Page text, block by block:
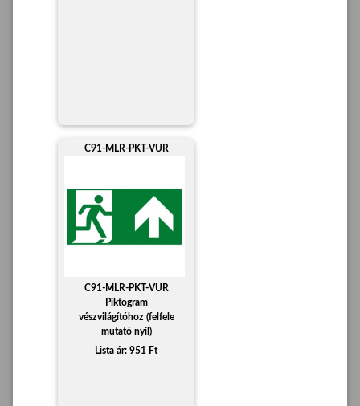
C91-MLR-PKT-VUR
C91-MLR-PKT-VUR
Piktogram
vészvilágítóhoz (felfele
mutató nyíl)
Lista ár: 951 Ft